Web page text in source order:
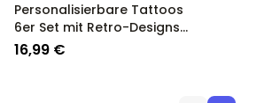
Personalisierbare Tattoos
6er Set mit Retro-Designs
und Text
16,99 €